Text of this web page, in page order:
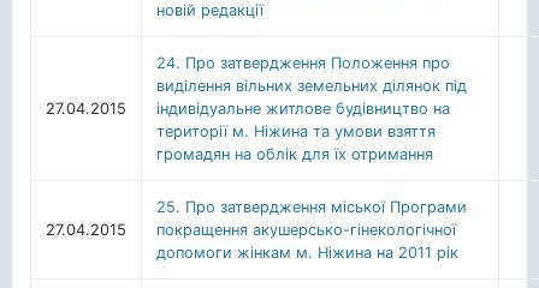
новій редакції
27.04.2015
24. Про затвердження Положення про
виділення вільних земельних ділянок під
індивідуальне житлове будівництво на
території м. Ніжина та умови взяття
громадян на облік для їх отримання
27.04.2015
25. Про затвердження міської Програми
покращення акушерсько-гінекологічної
допомоги жінкам м. Ніжина на 2011 рік